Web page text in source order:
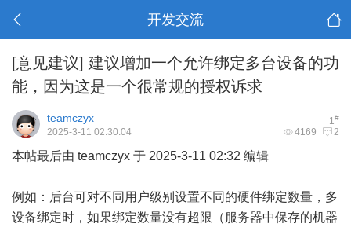
开发交流
[意见建议] 建议增加一个允许绑定多台设备的功
能，因为这是一个很常规的授权诉求
1#
teamczyx
4169 2
2025-3-11 02:30:04
本帖最后由 teamczyx 于 2025-3-11 02:32 编辑
例如：后台可对不同用户级别设置不同的硬件绑定数量，多
设备绑定时，如果绑定数量没有超限（服务器中保存的机器